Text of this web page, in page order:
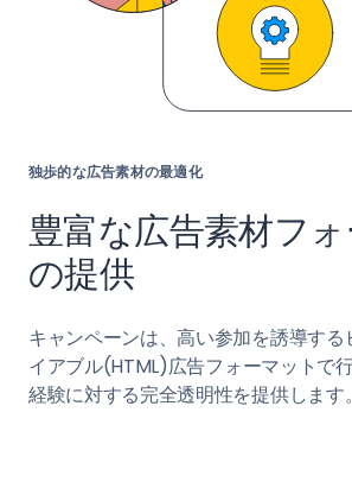
独歩的な広告素材の最適化
豊富な広告素材フ
の提供
キャンペーンは、高い参加を誘導す
イアブル(HTML)広告フォーマットで
経験に対する完全透明性を提供します。